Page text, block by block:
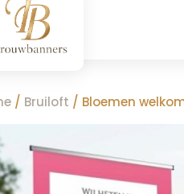
/ Bruiloft / Bloemen